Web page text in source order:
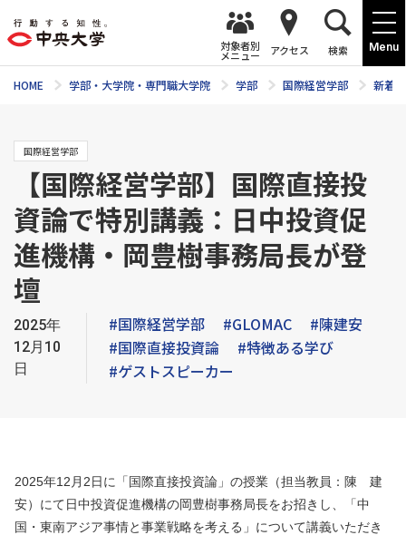
Menu
対象者別
メニュー アクセス 検索
HOME 学部・大学院・専門職大学院 学部 国際経営学部 新着
国際経営学部
【国際経営学部】国際直接投
資論で特別講義：日中投資促
進機構・岡豊樹事務局長が登
壇
2025年
12月10
日
#国際経営学部 #GLOMAC
#陳建安
#国際直接投資論
#特徴ある学び
#ゲストスピーカー
2025年12月2日に「国際直接投資論」の授業（担当教員：陳 建
安）にて日中投資促進機構の岡豊樹事務局長をお招きし、「中
国・東南アジア事情と事業戦略を考える」について講義いただき